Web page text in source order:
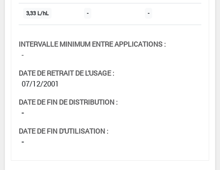
3,33 L/hL - -
INTERVALLE MINIMUM ENTRE APPLICATIONS :
-
DATE DE RETRAIT DE L'USAGE :
07/12/2001
DATE DE FIN DE DISTRIBUTION :
-
DATE DE FIN D'UTILISATION :
-